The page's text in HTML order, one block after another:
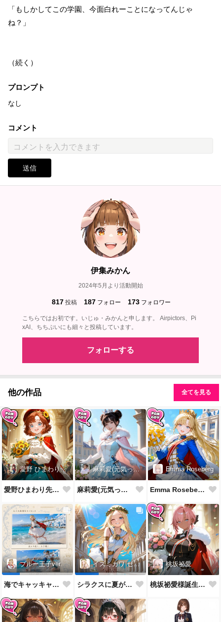
「もしかしてこの学園、今面白れーことになってんじゃ
ね？」
（続く）
プロンプト
なし
コメント
送信
伊集みかん
2024年5月より活動開始
817 投稿 187 フォロー 173 フォロワー
こちらではお初です。いじゅ・みかんと申します。 Airpictors、Pi
xAI、ちちぷいにも細々と投稿しています。
フォローする
他の作品 全てを見る
愛野 ひまわり先生
愛野ひまわり先生誕生祝！
麻莉愛(元気っ子)
麻莉愛(元気っ子)様誕生祝！
Emma Roseberg
Emma Roseberg様誕生祝！
ブルー王子ver.
海でキャッキャウフフするやつ
イズミカワ セリヌンver.
シラクスに夏がやってきたぜ！
桃坂祕愛
桃坂祕愛様誕生祝！